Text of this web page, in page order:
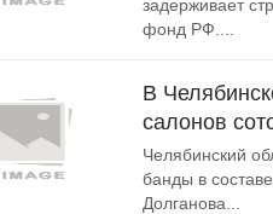
задерживает
фонд РФ....
В
салонов
Челябинский
банды в
Долганова...